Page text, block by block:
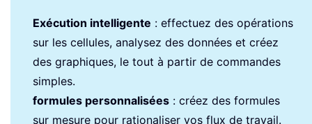
Exécution intelligente : effectuez des opérations
sur les cellules, analysez des données et créez
des graphiques, le tout à partir de commandes
simples.
formules personnalisées : créez des formules
sur mesure pour rationaliser vos flux de travail.